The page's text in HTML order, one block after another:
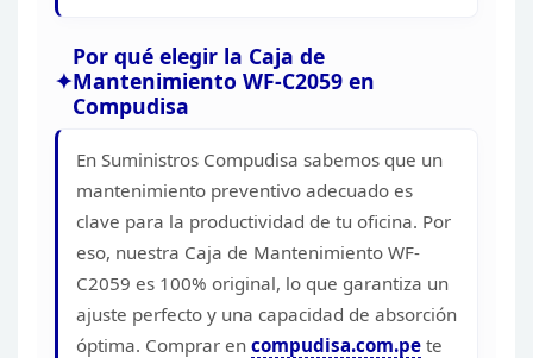
Por qué elegir la Caja de
Mantenimiento WF-C2059 en
Compudisa
En Suministros Compudisa sabemos que un
mantenimiento preventivo adecuado es
clave para la productividad de tu oficina. Por
eso, nuestra Caja de Mantenimiento WF-
C2059 es 100% original, lo que garantiza un
ajuste perfecto y una capacidad de absorción
óptima. Comprar en compudisa.com.pe te